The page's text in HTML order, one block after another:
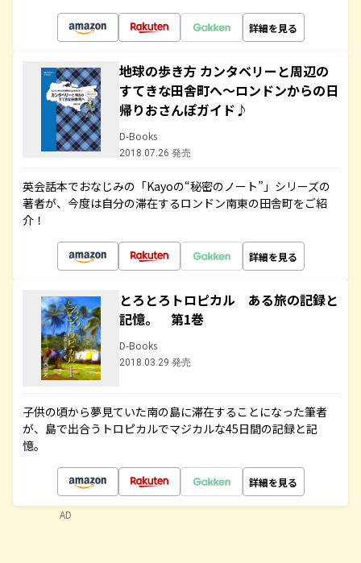
詳細を見る
地球の歩き方 カンタベリーと周辺の
すてきな田舎町へ～ロンドンからの日
帰りおさんぽガイド♪
D-Books
2018.07.26 発売
英会話本でおなじみの「Kayoの“秘密のノート”」シリーズの
著者が、今度は自分の滞在するロンドン南東の田舎町をご紹
介！
詳細を見る
とろとろトロピカル ある旅の記録と
記憶。 第1巻
D-Books
2018.03.29 発売
子供の頃から夢見ていた南の島に滞在することになった筆者
が、島で出合うトロピカルでマジカルな45日間の記録と記
憶。
詳細を見る
AD